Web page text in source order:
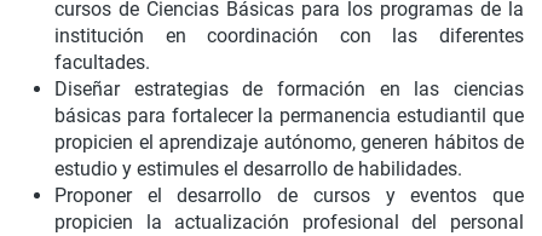
cursos de Ciencias Básicas para los programas de la
institución en coordinación con las diferentes
facultades.
Diseñar estrategias de formación en las ciencias
básicas para fortalecer la permanencia estudiantil que
propicien el aprendizaje autónomo, generen hábitos de
estudio y estimules el desarrollo de habilidades.
Proponer el desarrollo de cursos y eventos que
propicien la actualización profesional del personal